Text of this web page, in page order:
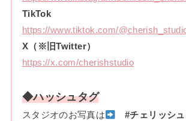
TikTok
https://www.tiktok.com/
X（※旧Twitter）
https://x.com/cherishstudio
◆ハッシュタグ
スタジオのお写真は
#チェリッシ